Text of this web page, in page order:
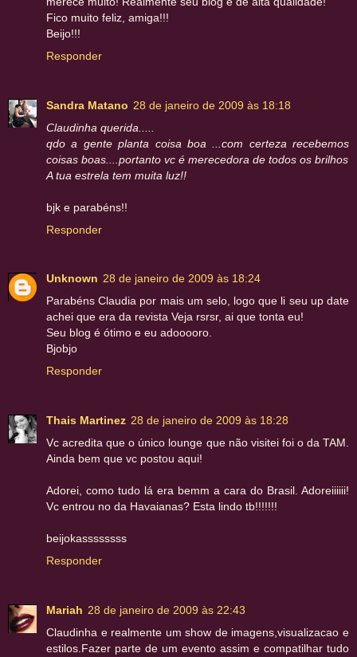
Fico muito feliz, amiga!!!
Beijo!!!
Responder
Sandra Matano 28 de janeiro de 2009 às 18:18
Claudinha querida.....
qdo a gente planta coisa boa ...com certeza recebemos
coisas boas....portanto vc é merecedora de todos os brilhos
A tua estrela tem muita luz!!
bjk e parabéns!!
Responder
Unknown 28 de janeiro de 2009 às 18:24
Parabéns Claudia por mais um selo, logo que li seu up date
achei que era da revista Veja rsrsr, ai que tonta eu!
Seu blog é ótimo e eu adooooro.
Bjobjo
Responder
Thais Martinez 28 de janeiro de 2009 às 18:28
Vc acredita que o único lounge que não visitei foi o da TAM.
Ainda bem que vc postou aqui!
Adorei, como tudo lá era bemm a cara do Brasil. Adoreiiiiii!
Vc entrou no da Havaianas? Esta lindo tb!!!!!!!
beijokassssssss
Responder
Mariah 28 de janeiro de 2009 às 22:43
Claudinha e realmente um show de imagens,visualizacao e
estilos.Fazer parte de um evento assim e compatilhar tudo